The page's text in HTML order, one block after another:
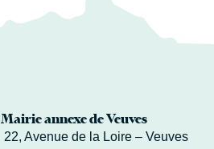
Mairie annexe de Veuves
22, Avenue de la Loire – Veuves